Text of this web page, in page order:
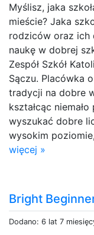
Myślisz, jaka
mieście? Jaka
rodziców oraz ich
naukę w dobrej
Zespół Szkół
Sączu. Placówka
tradycji na dobre
kształcąc
wyszukać dobre
wysokim
więcej »
Bright
Dodano: 6 lat 7